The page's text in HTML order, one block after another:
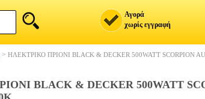
Αγορά
χωρίς εγγραφή
> ΗΛΕΚΤΡΙΚΟ ΠΡΙΟΝΙ BLACK & DECKER 500WATT SCORPION
BLACK & DECKER 500WATT